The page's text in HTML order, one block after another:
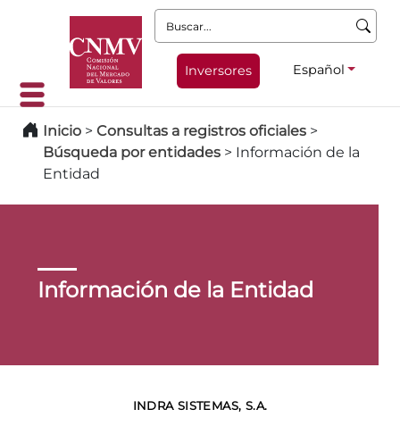
Buscar:
Inversores Español
Inicio > Consultas a registros oficiales >
Búsqueda por entidades > Información de la
Entidad
Información de la Entidad
INDRA SISTEMAS, S.A.